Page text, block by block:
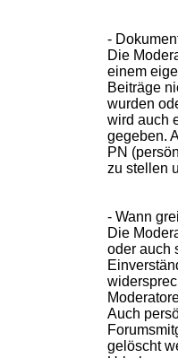
-
Die
einem
Beiträge
wurden
wird auch
gegeben.
PN
zu stellen
- Wann
Die
oder auch
Auch
gelöscht